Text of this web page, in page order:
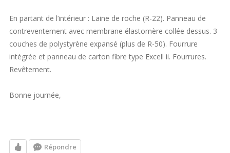
En partant de l’intérieur : Laine de roche (R-22). Panneau de
contreventement avec membrane élastomère collée dessus. 3
couches de polystyrène expansé (plus de R-50). Fourrure
intégrée et panneau de carton fibre type Excell ii. Fourrures.
Revêtement.
Bonne journée,
Répondre